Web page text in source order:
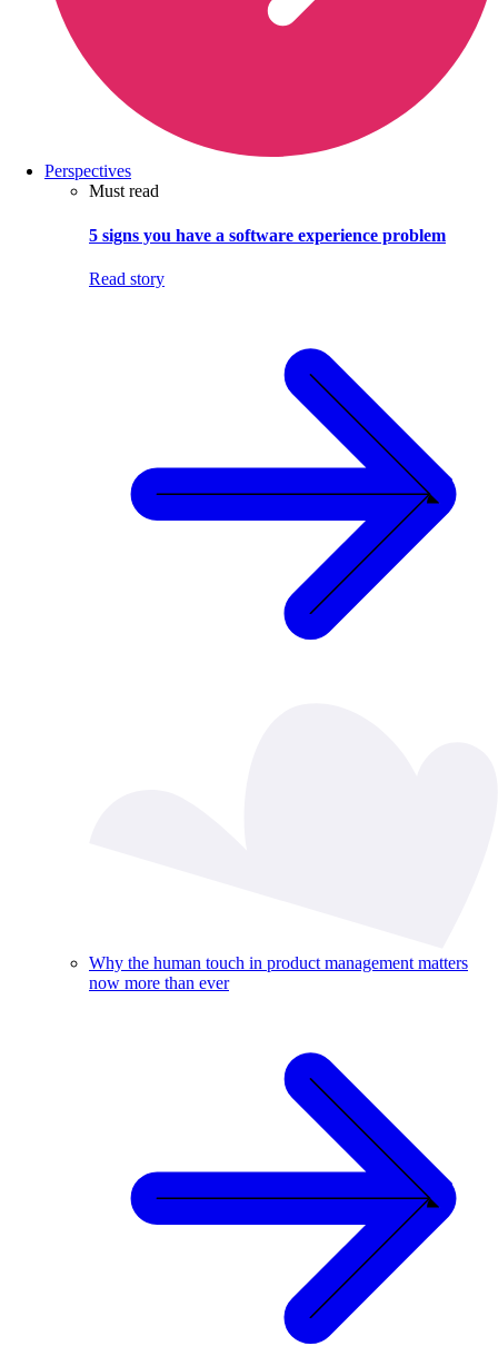
Perspectives
Must read
5 signs you have a software experience problem
Read story
Why the human touch in product management matters
now more than ever